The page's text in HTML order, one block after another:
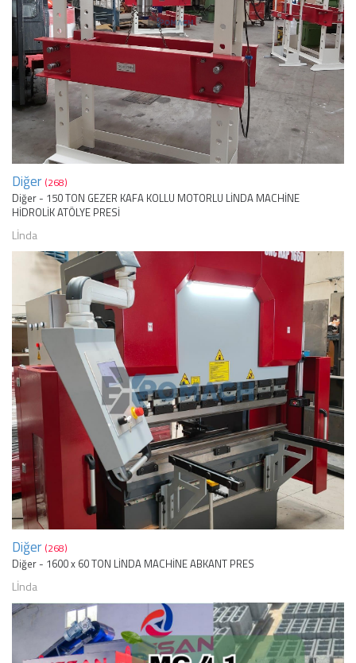
Diğer (268)
Diğer - 150 TON GEZER KAFA KOLLU MOTORLU LİNDA MACHİNE
HİDROLİK ATÖLYE PRESİ
Lİnda
Diğer (268)
Diğer - 1600 x 60 TON LİNDA MACHİNE ABKANT PRES
Lİnda